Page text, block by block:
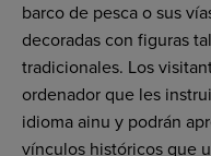
barco de pesca o sus
decoradas con figuras
tradicionales. Los
ordenador que les
idioma ainu y podrán
vínculos históricos que